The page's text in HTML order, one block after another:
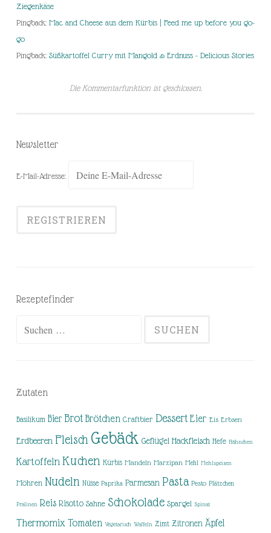
Ziegenkäse
Pingback: Mac and Cheese aus dem Kürbis | Feed me up before you go-
go
Pingback: Süßkartoffel Curry mit Mangold & Erdnuss - Delicious Stories
Die Kommentarfunktion ist geschlossen.
Newsletter
E-Mail-Adresse:
Rezeptefinder
Zutaten
Basilikum Bier Brot Brötchen Craftbier Dessert Eier Eis Erbsen
Erdbeeren Fleisch Gebäck Geflügel Hackfleisch Hefe Hähnchen
Kartoffeln Kuchen Kürbis Mandeln Marzipan Mehl Mehlspeisen
Möhren Nudeln Nüsse Paprika Parmesan Pasta Pesto Plätzchen
Pralinen Reis Risotto Sahne Schokolade Spargel Spinat
Thermomix Tomaten Vegetarisch Waffeln Zimt Zitronen Äpfel